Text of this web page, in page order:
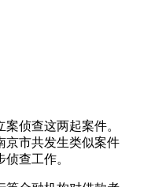
侦查这两起案件。
京市共发生类似案件
查工作。